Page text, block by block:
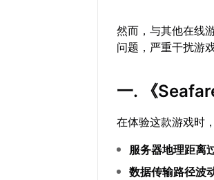
然而，与其他在线
问题，严重干扰游
一. 《
在体验这款游戏时
服务器地理距离
数据传输路径波